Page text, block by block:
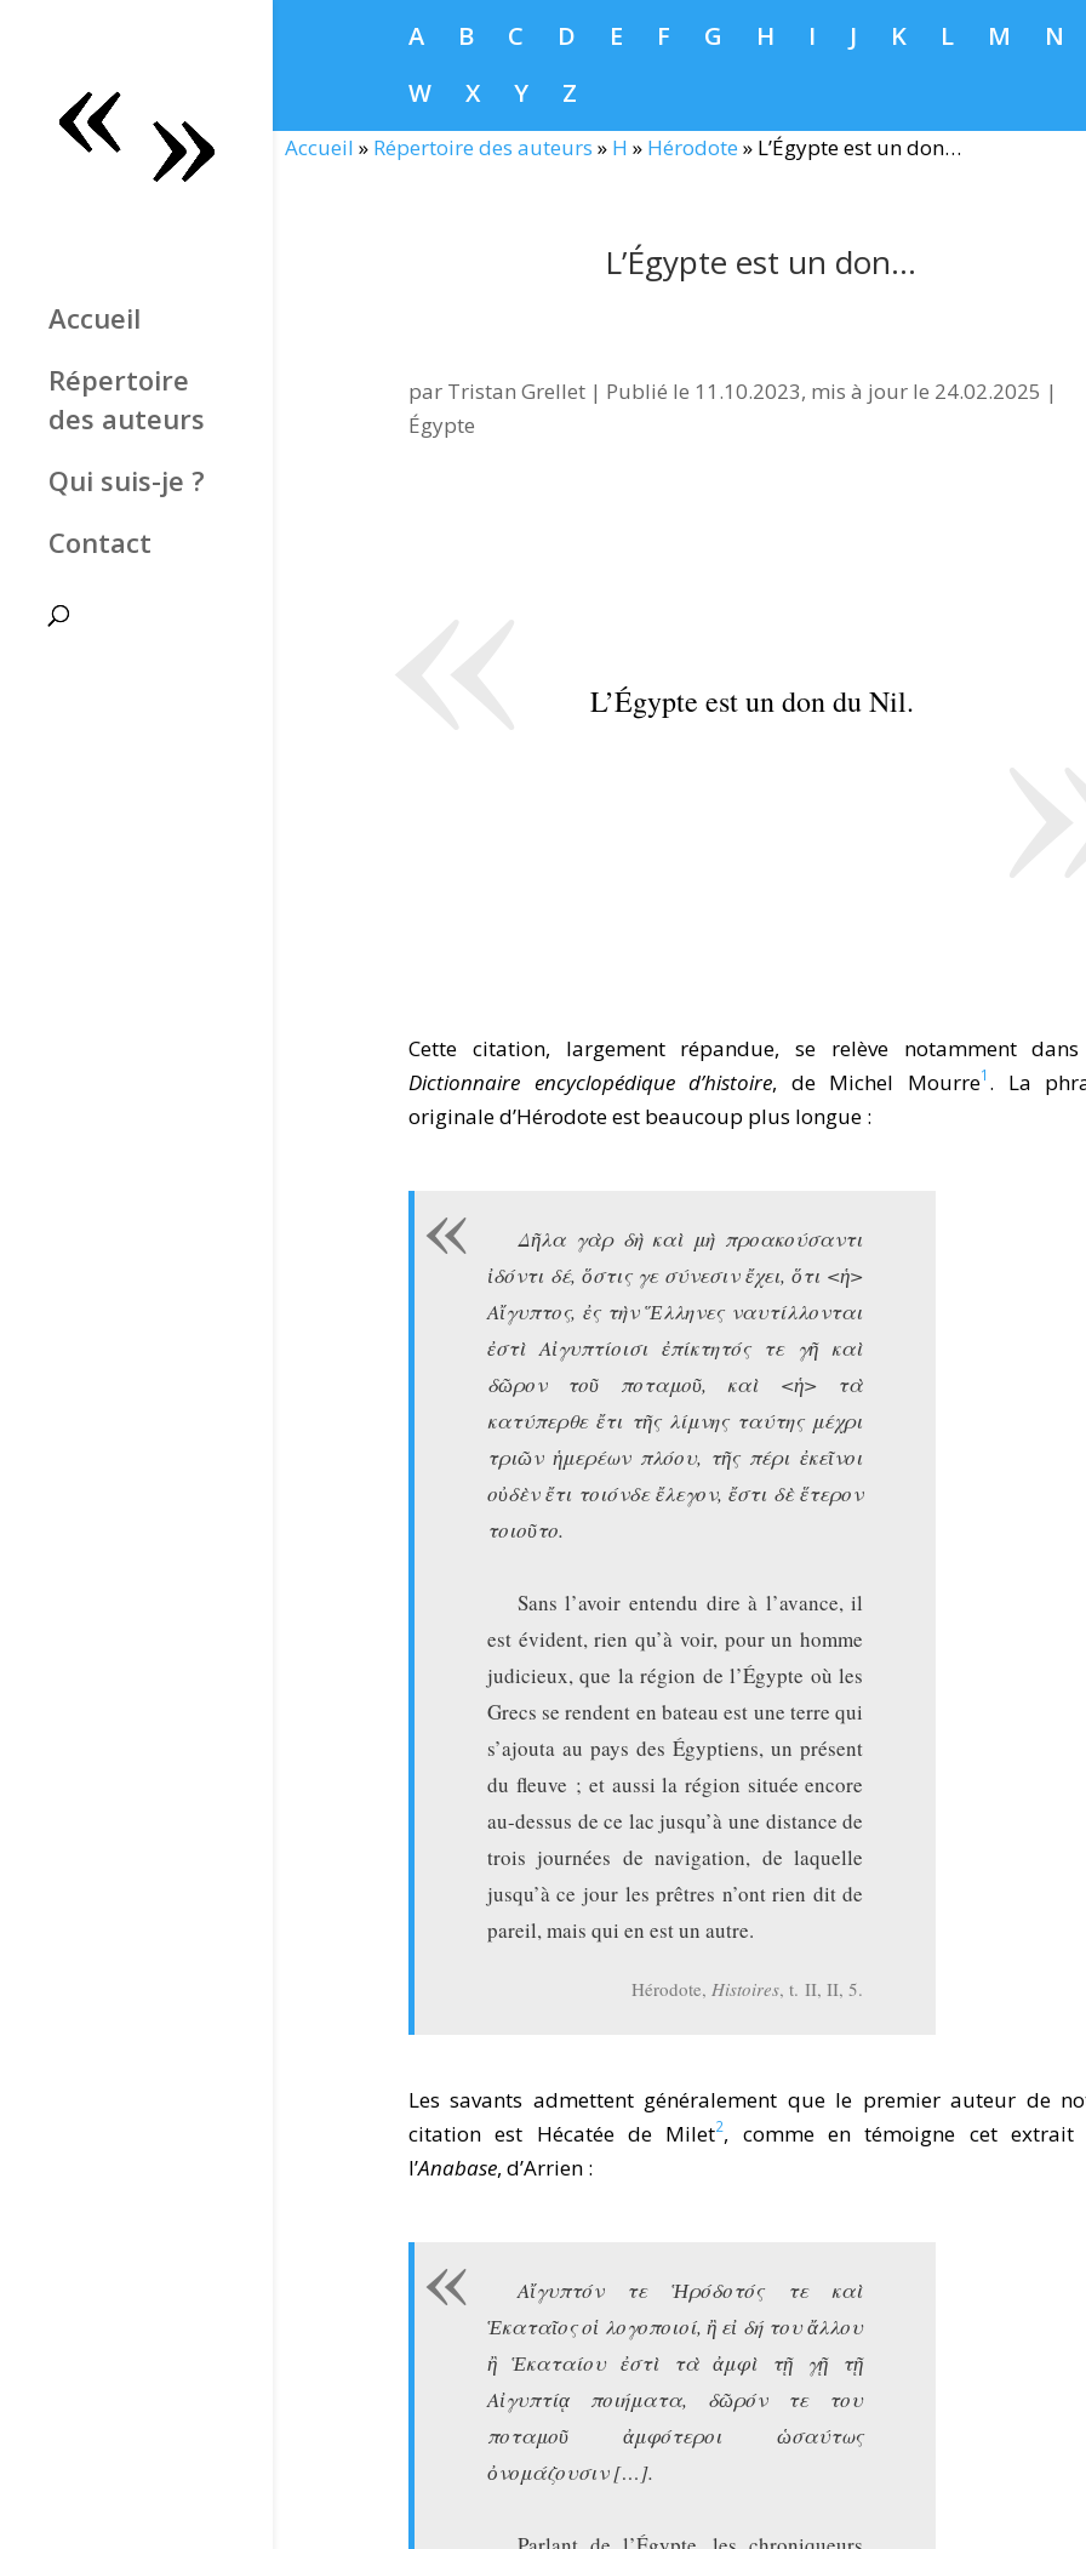
A B C D E F G H I J K L M N
W
X Y Z
Accueil
Répertoire
des auteurs
Qui suis-je ?
Contact
Accueil » Répertoire des auteurs » H » Hérodote » L’Égypte est un don…
L’Égypte est un don…
par Tristan Grellet| Publié le 11.10.2023, mis à jour le 24.02.2025 |
Égypte
L’Égypte est un don du Nil.
Cette citation, largement répandue, se relève notamment
Dictionnaire encyclopédique d’histoire, de Michel Mourre1 . La
originale d’Hérodote est beaucoup plus longue :
Δῆλα γὰρ δὴ καὶ μὴ προακούσαντι
ἰδόντι δέ, ὅστις γε σύνεσιν ἔχει, ὅτι <ἡ>
Αἴγυπτος, ἐς τὴν Ἕλληνες ναυτίλλονται
ἐστὶ Αἰγυπτίοισι ἐπίκτητός τε γῆ καὶ
δῶρον τοῦ ποταμοῦ, καὶ <ἡ> τὰ
κατύπερθε ἔτι τῆς λίμνης ταύτης μέχρι
τριῶν ἡμερέων πλόου, τῆς πέρι ἐκεῖνοι
οὐδὲν ἔτι τοιόνδε ἔλεγον, ἔστι δὲ ἕτερον
τοιοῦτο.
Sans l’avoir entendu dire à l’avance, il
est évident, rien qu’à voir, pour un homme
judicieux, que la région de l’Égypte où les
Grecs se rendent en bateau est une terre qui
s’ajouta au pays des Égyptiens, un présent
du fleuve ; et aussi la région située encore
au-dessus de ce lac jusqu’à une distance de
trois journées de navigation, de laquelle
jusqu’à ce jour les prêtres n’ont rien dit de
pareil, mais qui en est un autre.
Hérodote, Histoires, t. II, II, 5.
Les savants admettent généralement que le premier auteur de
citation est Hécatée de Milet2, comme en témoigne cet extrait
l’Anabase, d’Arrien :
Αἴγυπτόν τε Ἡρόδοτός τε καὶ
Ἑκαταῖος οἱ λογοποιοί, ἢ εἰ δή του ἄλλου
ἢ Ἑκαταίου ἐστὶ τὰ ἀμφὶ τῇ γῇ τῇ
Αἰγυπτίᾳ ποιήματα, δῶρόν τε του
ποταμοῦ ἀμφότεροι ὡσαύτως
ὀνομάζουσιν […].